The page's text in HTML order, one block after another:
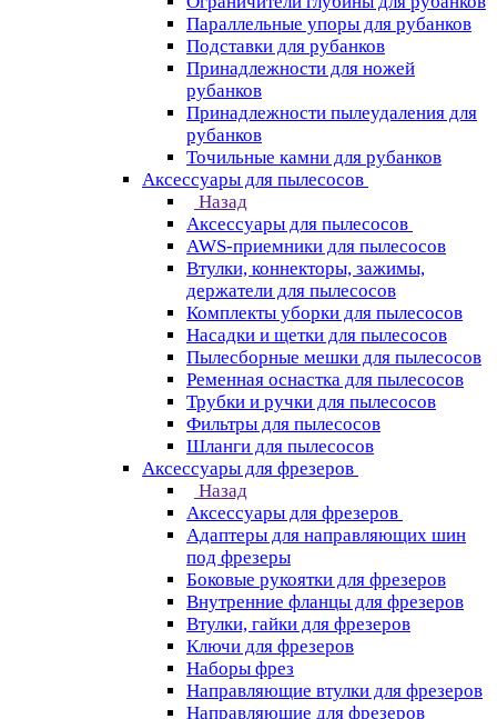
Параллельные упоры для рубанков
Подставки для рубанков
Принадлежности для ножей
рубанков
Принадлежности пылеудаления для
рубанков
Точильные камни для рубанков
Аксессуары для пылесосов
Назад
Аксессуары для пылесосов
AWS-приемники для пылесосов
Втулки, коннекторы, зажимы,
держатели для пылесосов
Комплекты уборки для пылесосов
Насадки и щетки для пылесосов
Пылесборные мешки для пылесосов
Ременная оснастка для пылесосов
Трубки и ручки для пылесосов
Фильтры для пылесосов
Шланги для пылесосов
Аксессуары для фрезеров
Назад
Аксессуары для фрезеров
Адаптеры для направляющих шин
под фрезеры
Боковые рукоятки для фрезеров
Внутренние фланцы для фрезеров
Втулки, гайки для фрезеров
Ключи для фрезеров
Наборы фрез
Направляющие втулки для фрезеров
Направляющие для фрезеров